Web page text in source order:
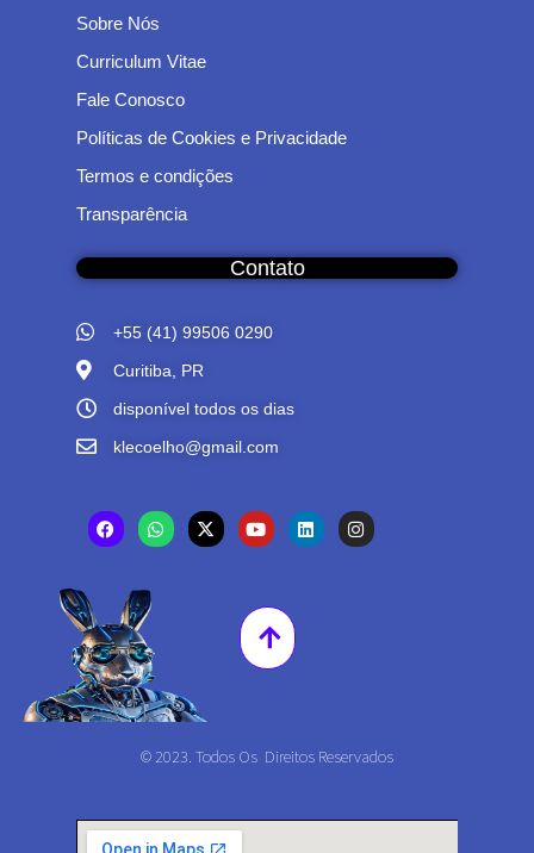
Sobre Nós
Curriculum Vitae
Fale Conosco
Políticas de Cookies e Privacidade
Termos e condições
Transparência
Contato
+55 (41) 99506 0290
Curitiba, PR
disponível todos os dias
klecoelho@gmail.com
© 2023. Todos Os Direitos Reservados